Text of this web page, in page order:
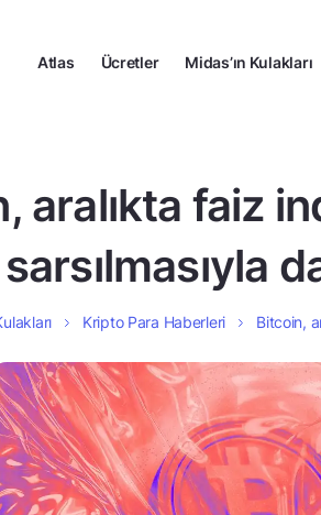
Atlas Ücretler Midas’ın Kulakları
aralıkta faiz
sarsılmasıyla
Kripto Para Haberleri Bitcoin,